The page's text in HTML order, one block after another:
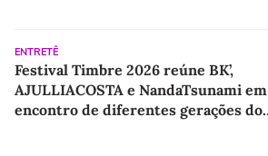
ENTRETÊ
Festival Timbre 2026 reúne BK’,
AJULLIACOSTA e NandaTsunami em
encontro de diferentes gerações do